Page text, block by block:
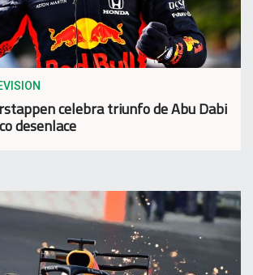
celebra triunfo de Abu Dabi
desenlace